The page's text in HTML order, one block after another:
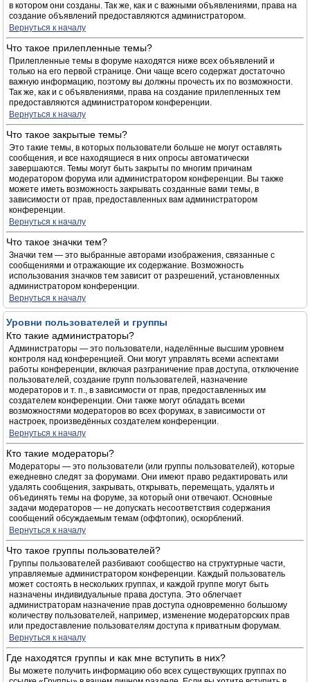
в котором они созданы. Так же, как и с важными объявлениями, права на
создание объявлений предоставляются администратором.
Вернуться к началу
Что такое прилепленные темы?
Прилепленные темы в форуме находятся ниже всех объявлений и
только на его первой странице. Они чаще всего содержат достаточно
важную информацию, поэтому вы должны прочесть их по возможности.
Так же, как и с объявлениями, права на создание прилепленных тем
предоставляются администратором конференции.
Вернуться к началу
Что такое закрытые темы?
Это такие темы, в которых пользователи больше не могут оставлять
сообщения, и все находящиеся в них опросы автоматически
завершаются. Темы могут быть закрыты по многим причинам
модератором форума или администратором конференции. Вы также
можете иметь возможность закрывать созданные вами темы, в
зависимости от прав, предоставленных вам администратором
конференции.
Вернуться к началу
Что такое значки тем?
Значки тем — это выбранные авторами изображения, связанные с
сообщениями и отражающие их содержание. Возможность
использования значков тем зависит от разрешений, установленных
администратором конференции.
Вернуться к началу
Уровни пользователей и группы
Кто такие администраторы?
Администраторы — это пользователи, наделённые высшим уровнем
контроля над конференцией. Они могут управлять всеми аспектами
работы конференции, включая разграничение прав доступа, отключение
пользователей, создание групп пользователей, назначение
модераторов и т. п., в зависимости от прав, предоставленных им
создателем конференции. Они также могут обладать всеми
возможностями модераторов во всех форумах, в зависимости от
настроек, произведённых создателем конференции.
Вернуться к началу
Кто такие модераторы?
Модераторы — это пользователи (или группы пользователей), которые
ежедневно следят за форумами. Они имеют право редактировать или
удалять сообщения, закрывать, открывать, перемещать, удалять и
объединять темы на форуме, за который они отвечают. Основные
задачи модераторов — не допускать несоответствия содержания
сообщений обсуждаемым темам (оффтопик), оскорблений.
Вернуться к началу
Что такое группы пользователей?
Группы пользователей разбивают сообщество на структурные части,
управляемые администратором конференции. Каждый пользователь
может состоять в нескольких группах, и каждой группе могут быть
назначены индивидуальные права доступа. Это облегчает
администраторам назначение прав доступа одновременно большому
количеству пользователей, например, изменение модераторских прав
или предоставление пользователям доступа к приватным форумам.
Вернуться к началу
Где находятся группы и как мне вступить в них?
Вы можете получить информацию обо всех существующих группах по